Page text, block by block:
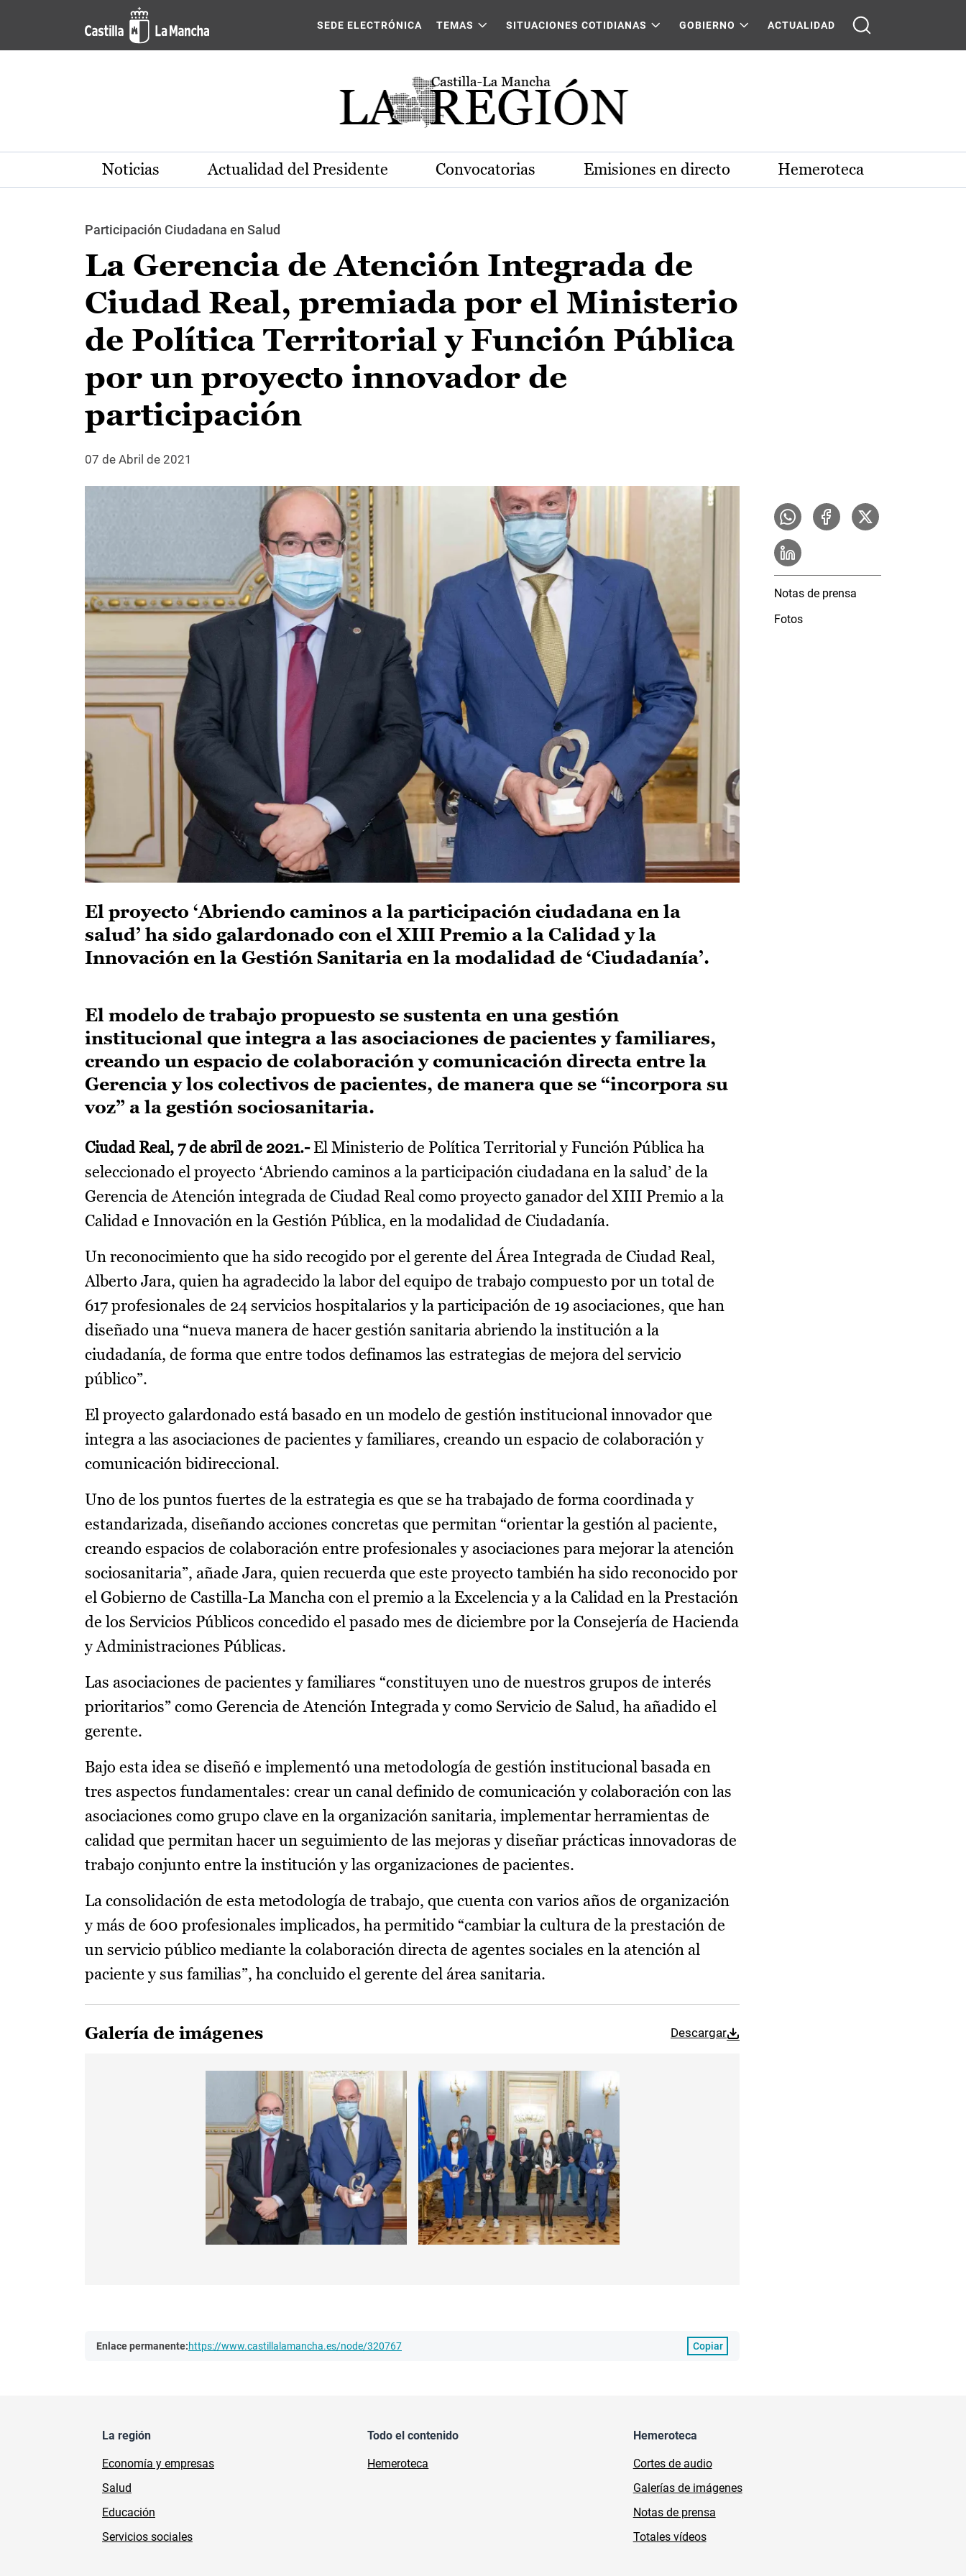
Pasar al contenido principal
SEDE ELECTRÓNICA TEMAS SITUACIONES COTIDIANAS GOBIERNO ACTUALIDAD
Noticias Actualidad del Presidente Convocatorias Emisiones en directo Hemeroteca
Participación Ciudadana en Salud
La Gerencia de Atención Integrada de
Ciudad Real, premiada por el Ministerio
de Política Territorial y Función Pública
por un proyecto innovador de
participación
07 de Abril de 2021
El proyecto ‘Abriendo caminos a la participación ciudadana en la
salud’ ha sido galardonado con el XIII Premio a la Calidad y la
Innovación en la Gestión Sanitaria en la modalidad de ‘Ciudadanía’.
El modelo de trabajo propuesto se sustenta en una gestión
institucional que integra a las asociaciones de pacientes y familiares,
creando un espacio de colaboración y comunicación directa entre la
Gerencia y los colectivos de pacientes, de manera que se “incorpora su
voz” a la gestión sociosanitaria.
Ciudad Real, 7 de abril de 2021.- El Ministerio de Política Territorial y Función Pública ha
seleccionado el proyecto ‘Abriendo caminos a la participación ciudadana en la salud’ de la
Gerencia de Atención integrada de Ciudad Real como proyecto ganador del XIII Premio a la
Calidad e Innovación en la Gestión Pública, en la modalidad de Ciudadanía.
Un reconocimiento que ha sido recogido por el gerente del Área Integrada de Ciudad Real,
Alberto Jara, quien ha agradecido la labor del equipo de trabajo compuesto por un total de
617 profesionales de 24 servicios hospitalarios y la participación de 19 asociaciones, que han
diseñado una “nueva manera de hacer gestión sanitaria abriendo la institución a la
ciudadanía, de forma que entre todos definamos las estrategias de mejora del servicio
público”.
El proyecto galardonado está basado en un modelo de gestión institucional innovador que
integra a las asociaciones de pacientes y familiares, creando un espacio de colaboración y
comunicación bidireccional.
Uno de los puntos fuertes de la estrategia es que se ha trabajado de forma coordinada y
estandarizada, diseñando acciones concretas que permitan “orientar la gestión al paciente,
creando espacios de colaboración entre profesionales y asociaciones para mejorar la atención
sociosanitaria”, añade Jara, quien recuerda que este proyecto también ha sido reconocido por
el Gobierno de Castilla-La Mancha con el premio a la Excelencia y a la Calidad en la Prestación
de los Servicios Públicos concedido el pasado mes de diciembre por la Consejería de Hacienda
y Administraciones Públicas.
Las asociaciones de pacientes y familiares “constituyen uno de nuestros grupos de interés
prioritarios” como Gerencia de Atención Integrada y como Servicio de Salud, ha añadido el
gerente.
Bajo esta idea se diseñó e implementó una metodología de gestión institucional basada en
tres aspectos fundamentales: crear un canal definido de comunicación y colaboración con las
asociaciones como grupo clave en la organización sanitaria, implementar herramientas de
calidad que permitan hacer un seguimiento de las mejoras y diseñar prácticas innovadoras de
trabajo conjunto entre la institución y las organizaciones de pacientes.
La consolidación de esta metodología de trabajo, que cuenta con varios años de organización
y más de 600 profesionales implicados, ha permitido “cambiar la cultura de la prestación de
un servicio público mediante la colaboración directa de agentes sociales en la atención al
paciente y sus familias”, ha concluido el gerente del área sanitaria.
Galería de imágenes Descargar
Enlace permanente:https://www.castillalamancha.es/node/320767 Copiar
Notas de prensa
Fotos
La región
Economía y empresas
Salud
Educación
Servicios sociales
Todo el contenido
Hemeroteca
Hemeroteca
Cortes de audio
Galerías de imágenes
Notas de prensa
Totales vídeos